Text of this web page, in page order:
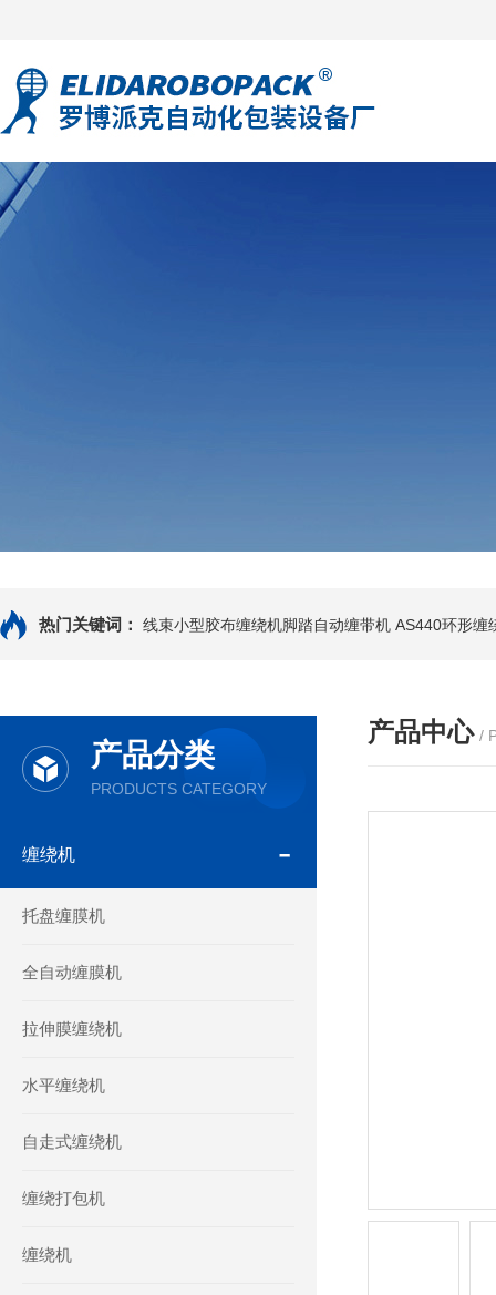
热门关键词： 线束小型胶布缠绕机脚踏自动缠带机 AS440环形缠
产品分类
PRODUCTS CATEGORY
缠绕机
托盘缠膜机
全自动缠膜机
拉伸膜缠绕机
水平缠绕机
自走式缠绕机
缠绕打包机
缠绕机
产品中心 /